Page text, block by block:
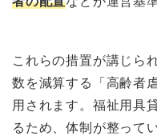
これらの措置が講じら
数を減算する「高齢者
用されます。福祉用具
るため、体制が整って